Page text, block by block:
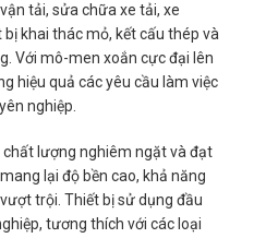
tải, sửa chữa xe tải, xe
khai thác mỏ, kết cấu thép và
Với mô-men xoắn cực đại lên
hiệu quả các yêu cầu làm việc
nghiệp.
lượng nghiêm ngặt và đạt
lại độ bền cao, khả năng
trội. Thiết bị sử dụng đầu
tương thích với các loại